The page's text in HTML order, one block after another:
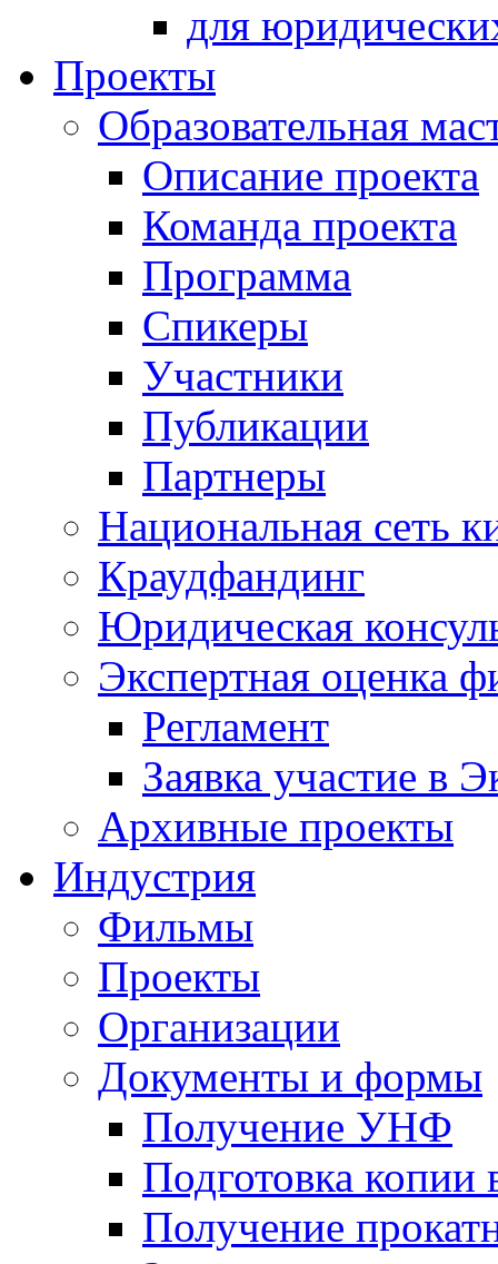
для
Проекты
Образовательная
Описание проекта
Команда проекта
Программа
Спикеры
Участники
Публикации
Партнеры
Национальная сеть
Краудфандинг
Юридическая
Экспертная оценка
Регламент
Заявка участие в
Архивные проекты
Индустрия
Фильмы
Проекты
Организации
Документы и формы
Получение УНФ
Подготовка копии
Получение